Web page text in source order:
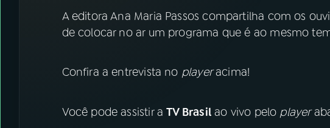
A editora Ana Maria Passos compartilha com os
de colocar no ar um programa que é ao mesmo
Confira a entrevista no playeracima!
Você pode assistir aTV Brasilao vivo pelo player